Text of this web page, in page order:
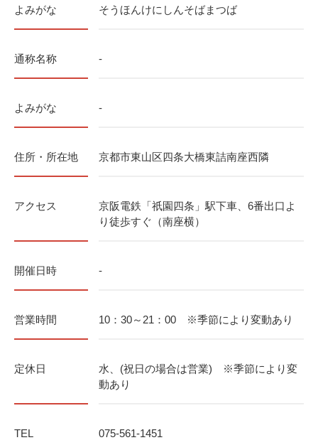
よみがな そうほんけにしんそばまつば
通称名称 -
よみがな -
住所・所在地 京都市東山区四条大橋東詰南座西隣
アクセス
京阪電鉄「祇園四条」駅下車、6番出口よ
り徒歩すぐ（南座横）
開催日時 -
営業時間 10：30～21：00 ※季節により変動あり
定休日
水、(祝日の場合は営業) ※季節により変
動あり
TEL 075-561-1451